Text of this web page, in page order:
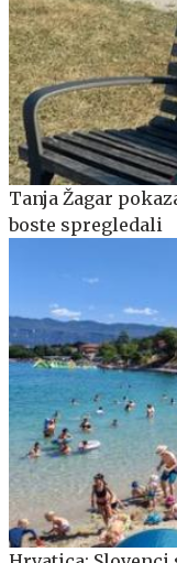
Tanja Žagar
boste spregledali